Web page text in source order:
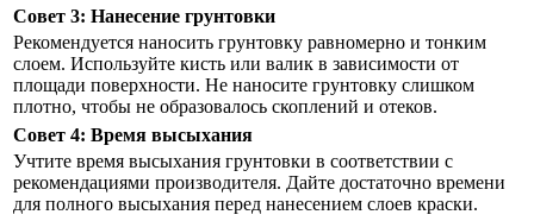
Совет 3: Нанесение грунтовки
Рекомендуется наносить грунтовку равномерно и тонким
слоем. Используйте кисть или валик в зависимости от
площади поверхности. Не наносите грунтовку слишком
плотно, чтобы не образовалось скоплений и отеков.
Совет 4: Время высыхания
Учтите время высыхания грунтовки в соответствии с
рекомендациями производителя. Дайте достаточно времени
для полного высыхания перед нанесением слоев краски.